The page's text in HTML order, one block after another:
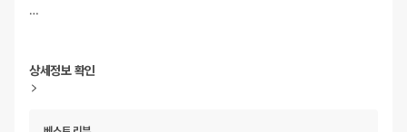
…
상세정보 확인